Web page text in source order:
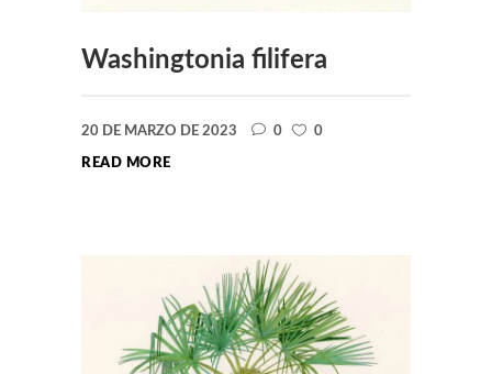
Washingtonia filifera
20 DE MARZO DE 2023 0 0
READ MORE